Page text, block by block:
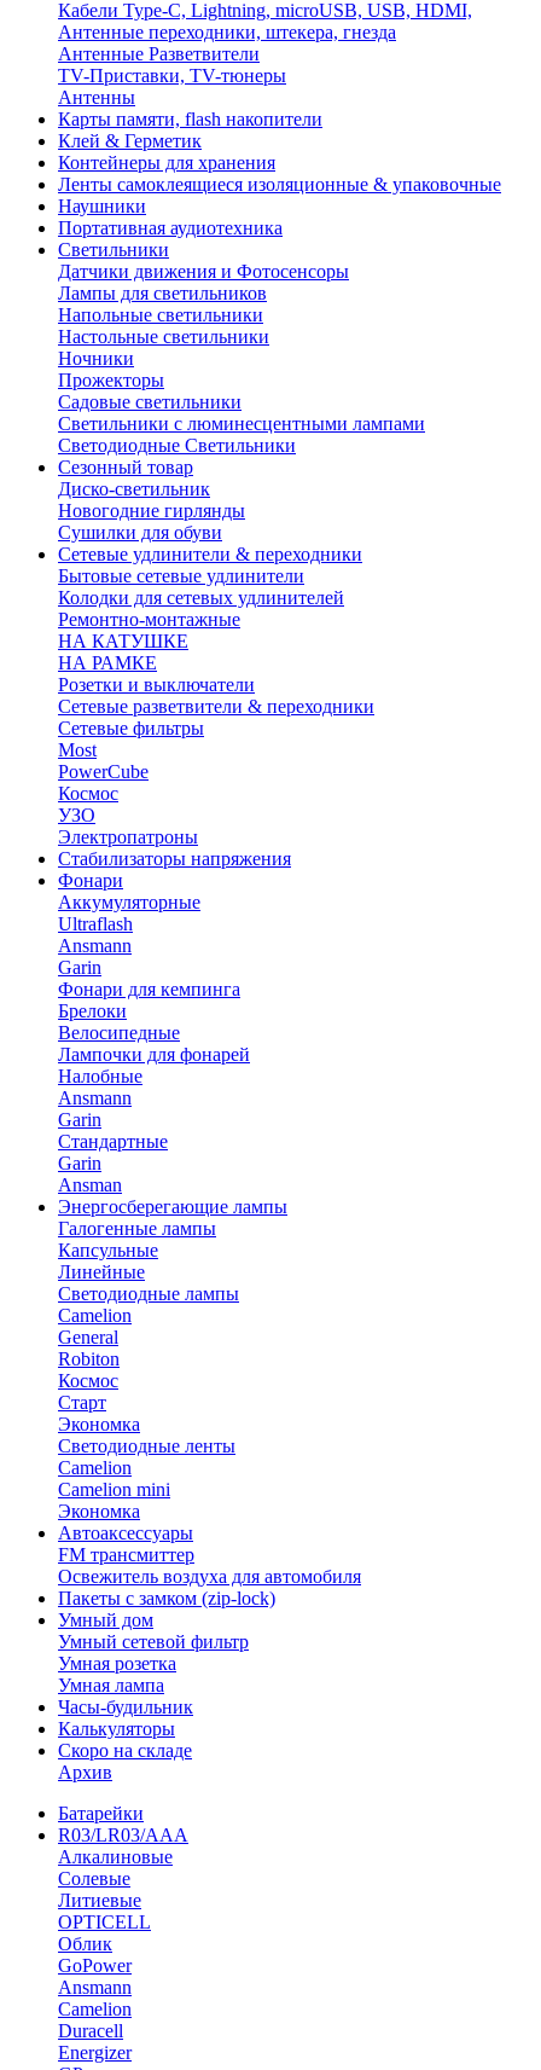
Кабели Type-C, Lightning, microUSB, USB, HDMI,
Антенные переходники, штекера, гнезда
Антенные Разветвители
TV-Приставки, TV-тюнеры
Антенны
Карты памяти, flash накопители
Клей & Герметик
Контейнеры для хранения
Ленты самоклеящиеся изоляционные & упаковочные
Наушники
Портативная аудиотехника
Светильники
Датчики движения и Фотосенсоры
Лампы для светильников
Напольные светильники
Настольные светильники
Ночники
Прожекторы
Садовые светильники
Светильники с люминесцентными лампами
Светодиодные Светильники
Сезонный товар
Диско-светильник
Новогодние гирлянды
Сушилки для обуви
Сетевые удлинители & переходники
Бытовые сетевые удлинители
Колодки для сетевых удлинителей
Ремонтно-монтажные
НА КАТУШКЕ
НА РАМКЕ
Розетки и выключатели
Сетевые разветвители & переходники
Сетевые фильтры
Most
PowerCube
Космос
УЗО
Электропатроны
Стабилизаторы напряжения
Фонари
Аккумуляторные
Ultraflash
Ansmann
Garin
Фонари для кемпинга
Брелоки
Велосипедные
Лампочки для фонарей
Налобные
Ansmann
Garin
Стандартные
Garin
Ansman
Энергосберегающие лампы
Галогенные лампы
Капсульные
Линейные
Светодиодные лампы
Camelion
General
Robiton
Космос
Старт
Экономка
Светодиодные ленты
Camelion
Camelion mini
Экономка
Автоаксессуары
FM трансмиттер
Освежитель воздуха для автомобиля
Пакеты с замком (zip-lock)
Умный дом
Умный сетевой фильтр
Умная розетка
Умная лампа
Часы-будильник
Калькуляторы
Скоро на складе
Архив
Батарейки
R03/LR03/AAA
Алкалиновые
Солевые
Литиевые
OPTICELL
Облик
GoPower
Ansmann
Camelion
Duracell
Energizer